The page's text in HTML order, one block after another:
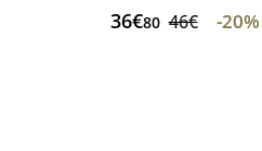
36€80 46€ -20%